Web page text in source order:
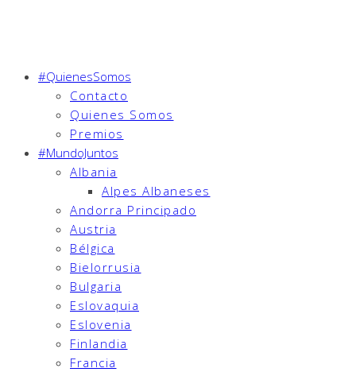
#QuienesSomos
Contacto
Quienes Somos
Premios
#MundoJuntos
Albania
Alpes Albaneses
Andorra Principado
Austria
Bélgica
Bielorrusia
Bulgaria
Eslovaquia
Eslovenia
Finlandia
Francia